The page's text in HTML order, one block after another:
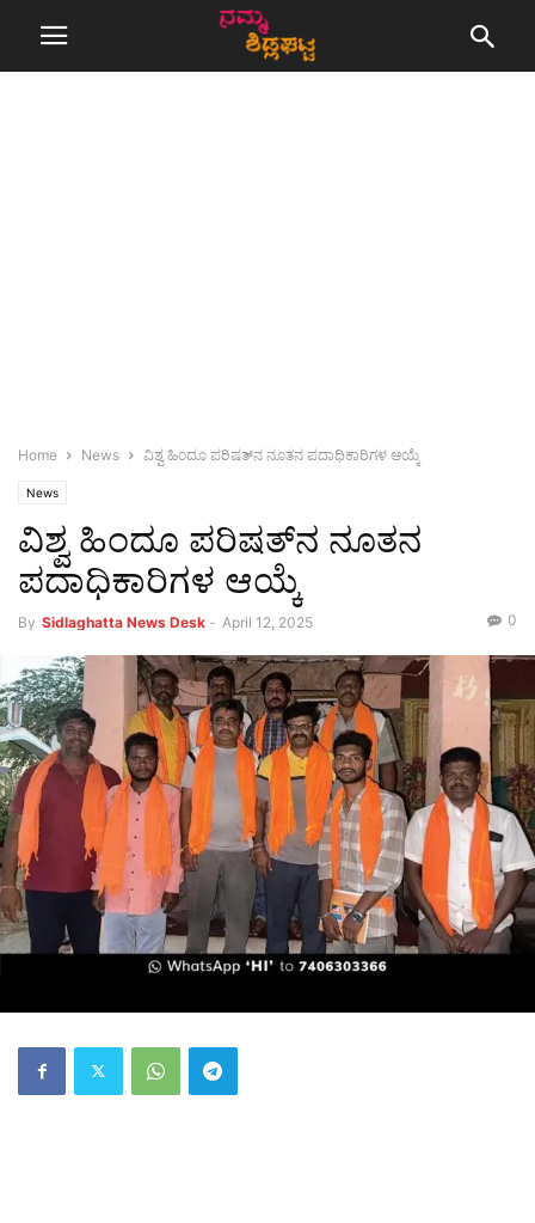
Home News ವಿಶ್ವ ಹಿಂದೂ ಪರಿಷತ್‌ನ ನೂತನ ಪದಾಧಿಕಾರಿಗಳ ಆಯ್ಕೆ
News
ವಿಶ್ವ ಹಿಂದೂ ಪರಿಷತ್‌ನ ನೂತನ
ಪದಾಧಿಕಾರಿಗಳ ಆಯ್ಕೆ
By Sidlaghatta News Desk - April 12, 2025 0